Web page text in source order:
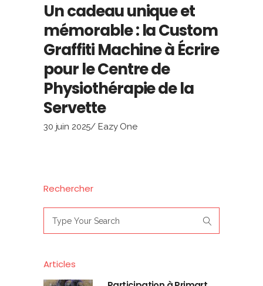
Un cadeau unique et
mémorable : la Custom
Graffiti Machine à Écrire
pour le Centre de
Physiothérapie de la
Servette
30 juin 2025 Eazy One
Rechercher
for:
Articles